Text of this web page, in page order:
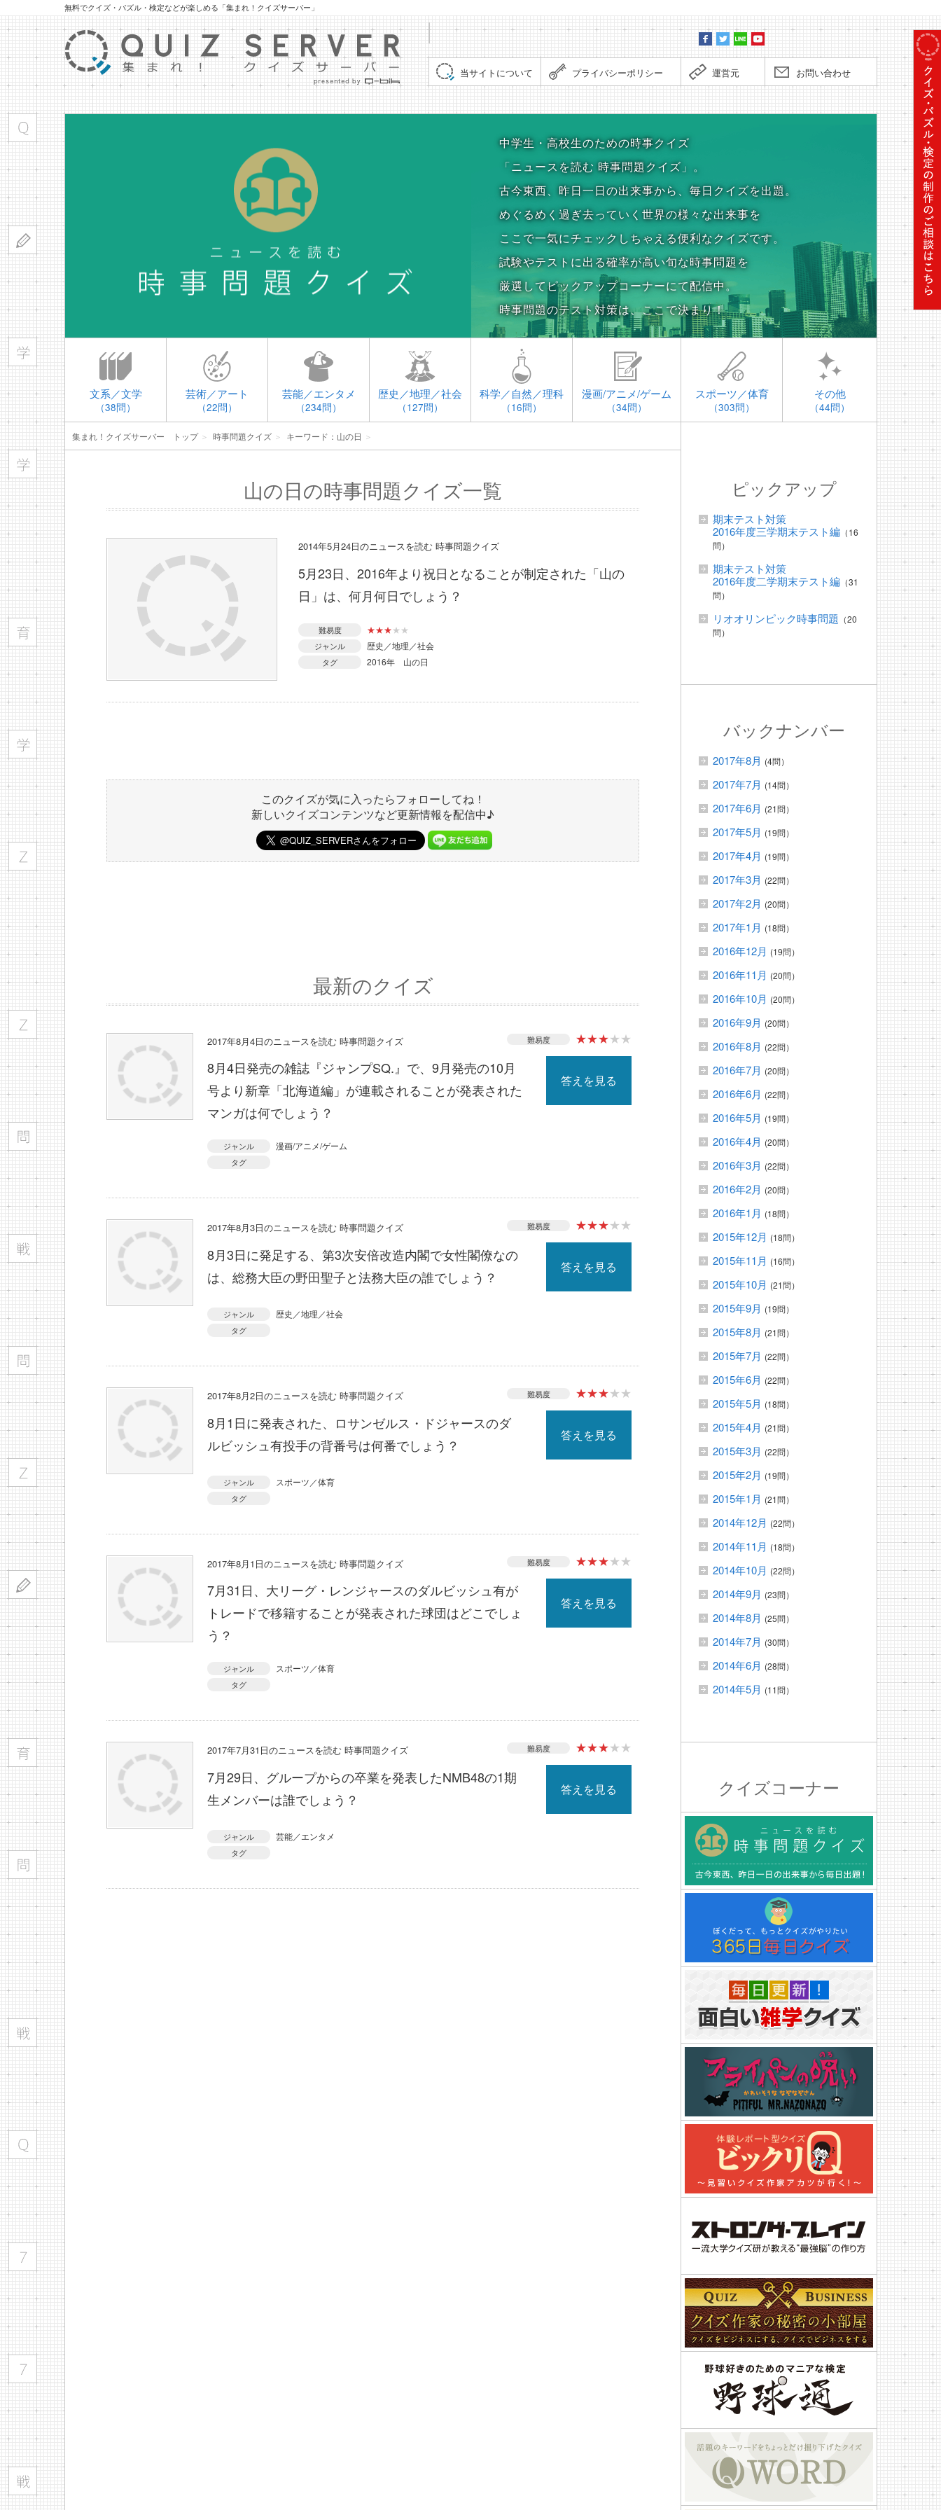
無料でクイズ・パズル・検定などが楽しめる「集まれ！クイズサーバー」
当サイトについて プライバシーポリシー 運営元 お問い合わせ
中学生・高校生のための時事クイズ
「ニュースを読む 時事問題クイズ」。
古今東西、昨日一日の出来事から、毎日クイズを出題。
めぐるめく過ぎ去っていく世界の様々な出来事を
ここで一気にチェックしちゃえる便利なクイズです。
試験やテストに出る確率が高い旬な時事問題を
厳選してピックアップコーナーにて配信中。
時事問題のテスト対策は、ここで決まり！
文系／文学
（38問）
芸術／アート
（22問）
芸能／エンタメ
（234問）
歴史／地理／社会
（127問）
科学／自然／理科
（16問）
漫画/アニメ/ゲーム
（34問）
スポーツ／体育
（303問）
その他
（44問）
集まれ！クイズサーバー トップ＞ 時事問題クイズ ＞ キーワード：山の日 ＞
山の日の時事問題クイズ一覧
2014年5月24日のニュースを読む 時事問題クイズ
5月23日、2016年より祝日となることが制定された「山の
日」は、何月何日でしょう？
難易度 ★★★★ ★
ジャンル 歴史／地理／社会
タグ 2016年 山の日
このクイズが気に入ったらフォローしてね！
新しいクイズコンテンツなど更新情報を配信中♪
最新のクイズ
2017年8月4日のニュースを読む 時事問題クイズ 難易度 ★★★★★
8月4日発売の雑誌『ジャンプSQ.』で、9月発売の10月
号より新章「北海道編」が連載されることが発表された
マンガは何でしょう？
答えを見る
ジャンル 漫画/アニメ/ゲーム
タグ
2017年8月3日のニュースを読む 時事問題クイズ 難易度 ★★★★★
8月3日に発足する、第3次安倍改造内閣で女性閣僚なの
は、総務大臣の野田聖子と法務大臣の誰でしょう？
答えを見る
ジャンル 歴史／地理／社会
タグ
2017年8月2日のニュースを読む 時事問題クイズ 難易度 ★★★★★
8月1日に発表された、ロサンゼルス・ドジャースのダ
ルビッシュ有投手の背番号は何番でしょう？
答えを見る
ジャンル スポーツ／体育
タグ
2017年8月1日のニュースを読む 時事問題クイズ 難易度 ★★★★★
7月31日、大リーグ・レンジャースのダルビッシュ有が
トレードで移籍することが発表された球団はどこでしょ
う？
答えを見る
ジャンル スポーツ／体育
タグ
2017年7月31日のニュースを読む 時事問題クイズ 難易度 ★★★★★
7月29日、グループからの卒業を発表したNMB48の1期
生メンバーは誰でしょう？
答えを見る
ジャンル 芸能／エンタメ
タグ
ピックアップ
期末テスト対策
2016年度三学期末テスト編 （16
問）
期末テスト対策
2016年度二学期末テスト編 （31
問）
リオオリンピック時事問題 （20
問）
バックナンバー
2017年8月 (4問）
2017年7月 (14問）
2017年6月 (21問）
2017年5月 (19問）
2017年4月 (19問）
2017年3月 (22問）
2017年2月 (20問）
2017年1月 (18問）
2016年12月 (19問）
2016年11月 (20問）
2016年10月 (20問）
2016年9月 (20問）
2016年8月 (22問）
2016年7月 (20問）
2016年6月 (22問）
2016年5月 (19問）
2016年4月 (20問）
2016年3月 (22問）
2016年2月 (20問）
2016年1月 (18問）
2015年12月 (18問）
2015年11月 (16問）
2015年10月 (21問）
2015年9月 (19問）
2015年8月 (21問）
2015年7月 (22問）
2015年6月 (22問）
2015年5月 (18問）
2015年4月 (21問）
2015年3月 (22問）
2015年2月 (19問）
2015年1月 (21問）
2014年12月 (22問）
2014年11月 (18問）
2014年10月 (22問）
2014年9月 (23問）
2014年8月 (25問）
2014年7月 (30問）
2014年6月 (28問）
2014年5月 (11問）
クイズコーナー